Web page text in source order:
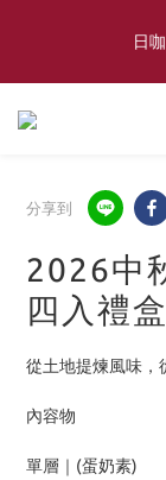
日
喜豐香1985 × 薑
分享到
2026中
四入禮盒
從土地提煉風味，
內容物
單層｜(蛋奶素)